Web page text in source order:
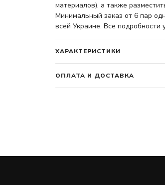
материалов), а также
Минимальный заказ от 6 пар
всей Украине. Все подробности
ХАРАКТЕРИСТИКИ
ОПЛАТА И ДОСТАВКА